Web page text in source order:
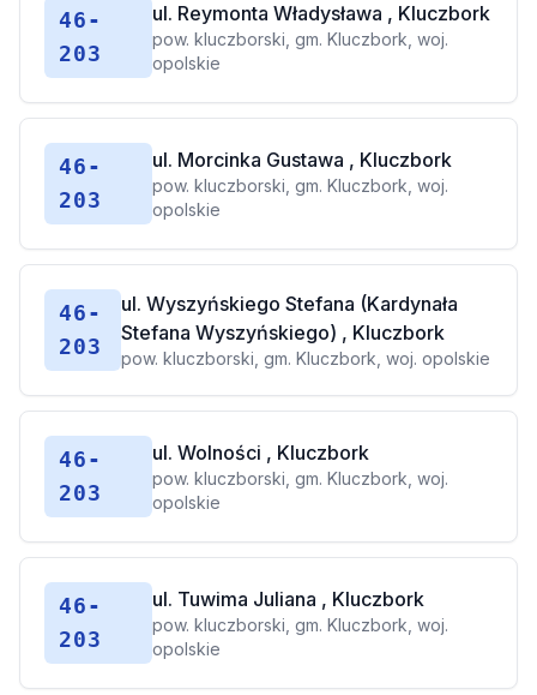
46-
203
ul. Reymonta Władysława , Kluczbork
pow. kluczborski, gm. Kluczbork, woj.
opolskie
46-
203
ul. Morcinka Gustawa , Kluczbork
pow. kluczborski, gm. Kluczbork, woj.
opolskie
46-
203
ul. Wyszyńskiego Stefana (Kardynała
Stefana Wyszyńskiego) , Kluczbork
pow. kluczborski, gm. Kluczbork, woj. opolskie
46-
203
ul. Wolności , Kluczbork
pow. kluczborski, gm. Kluczbork, woj.
opolskie
46-
203
ul. Tuwima Juliana , Kluczbork
pow. kluczborski, gm. Kluczbork, woj.
opolskie